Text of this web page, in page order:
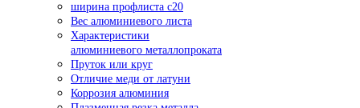
ширина профлиста с20
Вес алюминиевого листа
Характеристики
алюминиевого металлопроката
Пруток или круг
Отличие меди от латуни
Коррозия алюминия